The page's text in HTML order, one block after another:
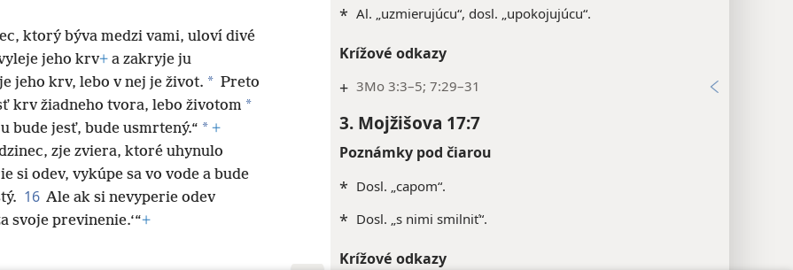
* Al. „uzmierujúcu“, dosl. „upokojujúcu“.
Krížové odkazy
+ 3Mo 3:3–5; 7:29–31
3. Mojžišova 17:7
Poznámky pod čiarou
* Dosl. „capom“.
* Dosl. „s nimi smilniť“.
Krížové odkazy
ktorý býva medzi vami, uloví divé
jeho krv+ a zakryje ju
jeho krv, lebo v nej je život. * Preto
krv žiadneho tvora, lebo životom *
bude jesť, bude usmrtený.“ * +
zje zviera, ktoré uhynulo
si odev, vykúpe sa vo vode a bude
16 Ale ak si nevyperie odev
svoje previnenie.‘“+